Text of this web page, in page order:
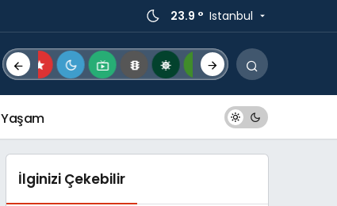
23.9 ° Istanbul
Yaşam
İlginizi Çekebilir